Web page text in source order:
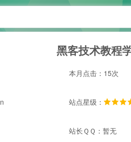
黑客技术教程
本月点击：15次
站点星级：
站长ＱＱ：暂无